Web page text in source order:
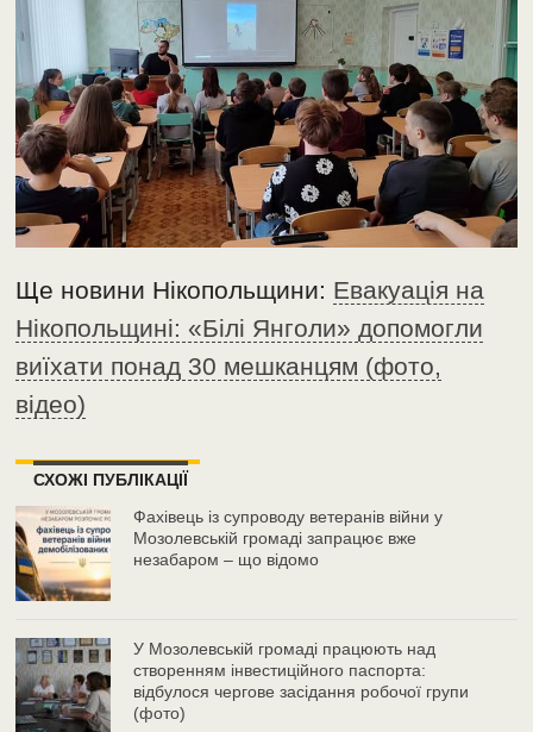
Ще новини Нікопольщини: Евакуація на
Нікопольщині: «Білі Янголи» допомогли
виїхати понад 30 мешканцям (фото,
відео)
СХОЖІ ПУБЛІКАЦІЇ
Фахівець із супроводу ветеранів війни у
Мозолевській громаді запрацює вже
незабаром – що відомо
У Мозолевській громаді працюють над
створенням інвестиційного паспорта:
відбулося чергове засідання робочої групи
(фото)